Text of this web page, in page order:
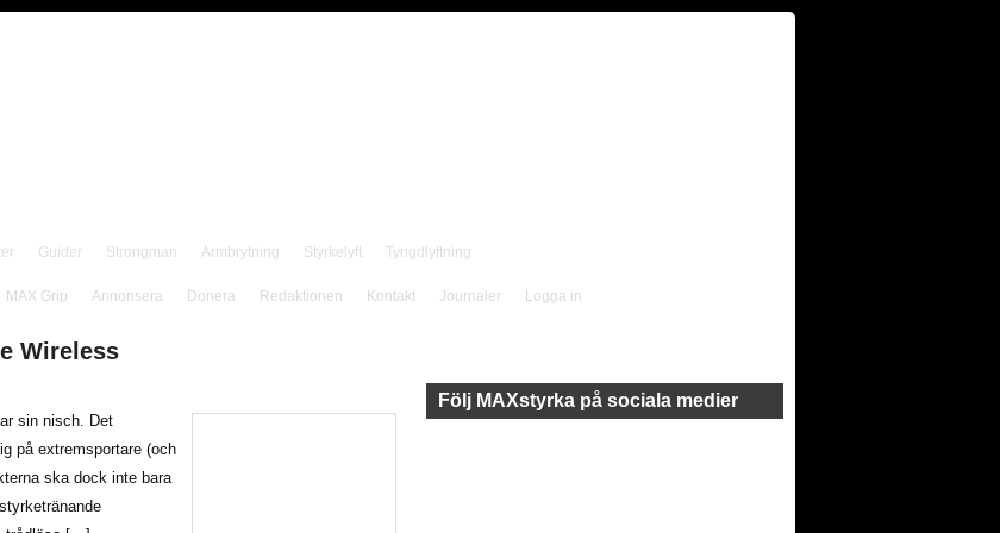
Guider Strongman Armbrytning Styrkelyft Tyngdlyftning
MAX Grip Annonsera Donera Redaktionen Kontakt Journaler Logga in
Wireless
sin nisch. Det
på extremsportare (och
ska dock inte bara
Följ MAXstyrka på sociala medier